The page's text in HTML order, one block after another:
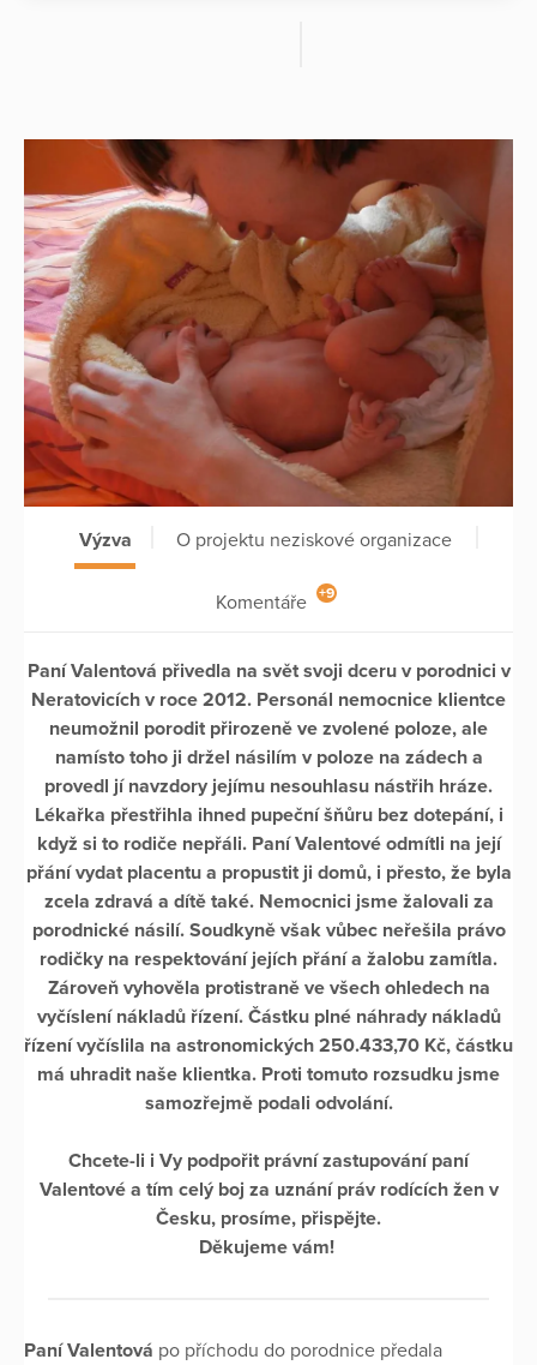
Výzva O projektu neziskové organizace
Komentáře +9
Paní Valentová přivedla na svět svoji dceru v porodnici v
Neratovicích v roce 2012. Personál nemocnice klientce
neumožnil porodit přirozeně ve zvolené poloze, ale
namísto toho ji držel násilím v poloze na zádech a
provedl jí navzdory jejímu nesouhlasu nástřih hráze.
Lékařka přestřihla ihned pupeční šňůru bez dotepání, i
když si to rodiče nepřáli. Paní Valentové odmítli na její
přání vydat placentu a propustit ji domů, i přesto, že byla
zcela zdravá a dítě také. Nemocnici jsme žalovali za
porodnické násilí. Soudkyně však vůbec neřešila právo
rodičky na respektování jejích přání a žalobu zamítla.
Zároveň vyhověla protistraně ve všech ohledech na
vyčíslení nákladů řízení. Částku plné náhrady nákladů
řízení vyčíslila na astronomických 250.433,70 Kč, částku
má uhradit naše klientka. Proti tomuto rozsudku jsme
samozřejmě podali odvolání.
Chcete-li i Vy podpořit právní zastupování paní
Valentové a tím celý boj za uznání práv rodících žen v
Česku, prosíme, přispějte.
Děkujeme vám!
Paní Valentová po příchodu do porodnice předala